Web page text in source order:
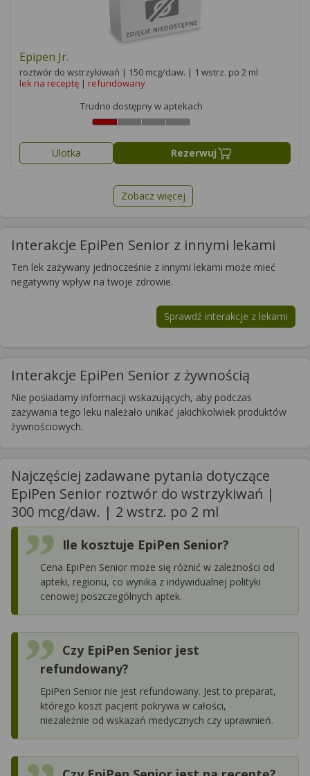
Epipen Jr.
roztwór do wstrzykiwań | 150 mcg/daw. | 1 wstrz. po 2 ml
lek na receptę | refundowany
Trudno dostępny w aptekach
Ulotka Rezerwuj
Zobacz więcej
Interakcje EpiPen Senior z innymi lekami
Ten lek zażywany jednocześnie z innymi lekami może mieć
negatywny wpływ na twoje zdrowie.
Sprawdź interakcje z lekami
Interakcje EpiPen Senior z żywnością
Nie posiadamy informacji wskazujących, aby podczas
zażywania tego leku należało unikać jakichkolwiek produktów
żywnościowych.
Najczęściej zadawane pytania dotyczące
EpiPen Senior roztwór do wstrzykiwań |
300 mcg/daw. | 2 wstrz. po 2 ml
Ile kosztuje EpiPen Senior?
Cena EpiPen Senior może się różnić w zależności od
apteki, regionu, co wynika z indywidualnej polityki
cenowej poszczególnych aptek.
Czy EpiPen Senior jest
refundowany?
EpiPen Senior nie jest refundowany. Jest to preparat,
którego koszt pacjent pokrywa w całości,
niezależnie od wskazań medycznych czy uprawnień.